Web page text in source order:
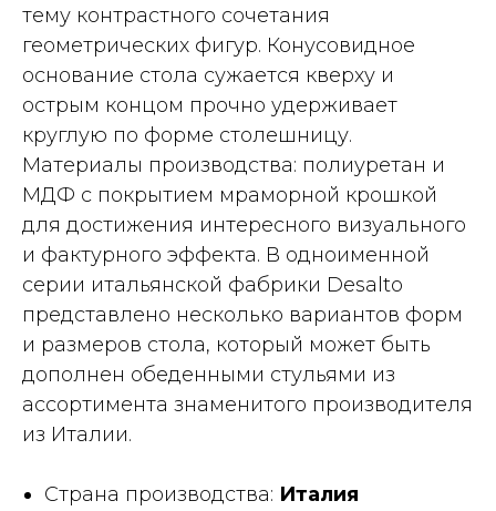
тему контрастного сочетания
геометрических фигур. Конусовидное
основание стола сужается кверху и
острым концом прочно удерживает
круглую по форме столешницу.
Материалы производства: полиуретан и
МДФ с покрытием мраморной крошкой
для достижения интересного визуального
и фактурного эффекта. В одноименной
серии итальянской фабрики Desalto
представлено несколько вариантов форм
и размеров стола, который может быть
дополнен обеденными стульями из
ассортимента знаменитого производителя
из Италии.
Страна производства: Италия